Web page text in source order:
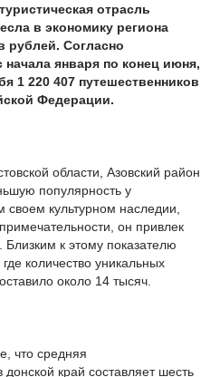
отрасль
в экономику региона
рублей. Согласно
начала января по конец июня,
1 220 407 путешественников
Федерации.
области, Азовский район
популярность у
своем культурном наследии,
он привлек
к этому показателю
количество уникальных
около 14 тысяч.
что средняя
донской край составляет шесть